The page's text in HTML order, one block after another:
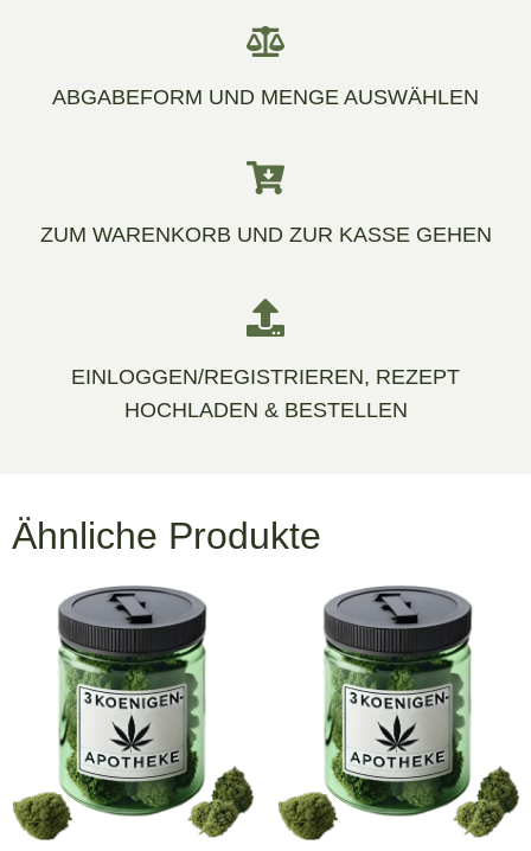
ABGABEFORM UND MENGE AUSWÄHLEN
ZUM WARENKORB UND ZUR KASSE GEHEN
EINLOGGEN/REGISTRIEREN, REZEPT
HOCHLADEN & BESTELLEN
Ähnliche Produkte